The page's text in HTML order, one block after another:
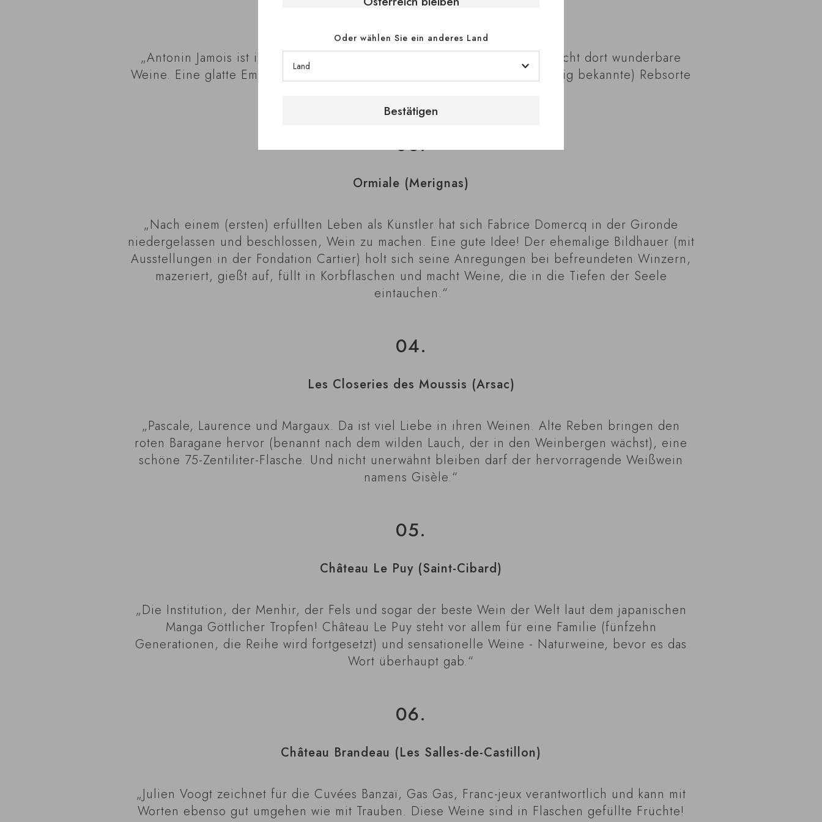
„Antonin Jamois ist im Weinbaugebiet Entre-deux-Mers zu Hause und macht dort wunderbare
Weine. Eine glatte Empfehlung für seine Cuvée Les Oubliés und die (wenig bekannte) Rebsorte
03.
Ormiale (Merignas)
„Nach einem (ersten) erfüllten Leben als Künstler hat sich Fabrice Domercq in der Gironde
niedergelassen und beschlossen, Wein zu machen. Eine gute Idee! Der ehemalige Bildhauer (mit
Ausstellungen in der Fondation Cartier) holt sich seine Anregungen bei befreundeten Winzern,
mazeriert, gießt auf, füllt in Korbflaschen und macht Weine, die in die Tiefen der Seele
eintauchen.“
04.
Les Closeries des Moussis (Arsac)
„Pascale, Laurence und Margaux. Da ist viel Liebe in ihren Weinen. Alte Reben bringen den
roten Baragane hervor (benannt nach dem wilden Lauch, der in den Weinbergen wächst), eine
schöne 75-Zentiliter-Flasche. Und nicht unerwähnt bleiben darf der hervorragende Weißwein
namens Gisèle.“
05.
Château Le Puy (Saint-Cibard)
„Die Institution, der Menhir, der Fels und sogar der beste Wein der Welt laut dem japanischen
Manga Göttlicher Tropfen! Château Le Puy steht vor allem für eine Familie (fünfzehn
Generationen, die Reihe wird fortgesetzt) und sensationelle Weine - Naturweine, bevor es das
Wort überhaupt gab.“
06.
Château Brandeau (Les Salles-de-Castillon)
„Julien Voogt zeichnet für die Cuvées Banzaï, Gas Gas, Franc-jeux verantwortlich und kann mit
Worten ebenso gut umgehen wie mit Trauben. Diese Weine sind in Flaschen gefüllte Früchte!
Oder wählen Sie ein anderes Land
Bestätigen